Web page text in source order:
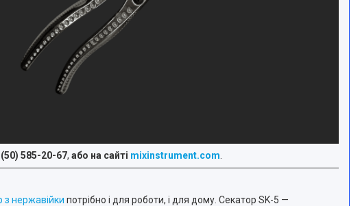
585-20-67, або на сайті mixinstrument.com
з нержавійки потрібно і для роботи, і для дому. Секатор SK-5 —